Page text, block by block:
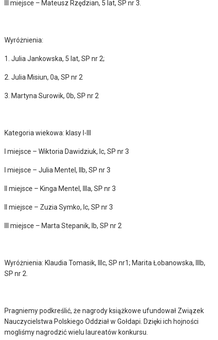
III miejsce – Mateusz Rzędzian, 5 lat, SP nr 3.
Wyróżnienia:
1. Julia Jankowska, 5 lat, SP nr 2;
2. Julia Misiun, 0a, SP nr 2
3. Martyna Surowik, 0b, SP nr 2
Kategoria wiekowa: klasy I-III
I miejsce – Wiktoria Dawidziuk, Ic, SP nr 3
I miejsce – Julia Mentel, IIb, SP nr 3
II miejsce – Kinga Mentel, IIIa, SP nr 3
II miejsce – Zuzia Symko, Ic, SP nr 3
III miejsce – Marta Stepanik, Ib, SP nr 2
Wyróżnienia: Klaudia Tomasik, IIIc, SP nr1; Marita Łobanowska, IIIb,
SP nr 2.
Pragniemy podkreślić, że nagrody książkowe ufundował Związek
Nauczycielstwa Polskiego Oddział w Gołdapi. Dzięki ich hojności
mogliśmy nagrodzić wielu laureatów konkursu.